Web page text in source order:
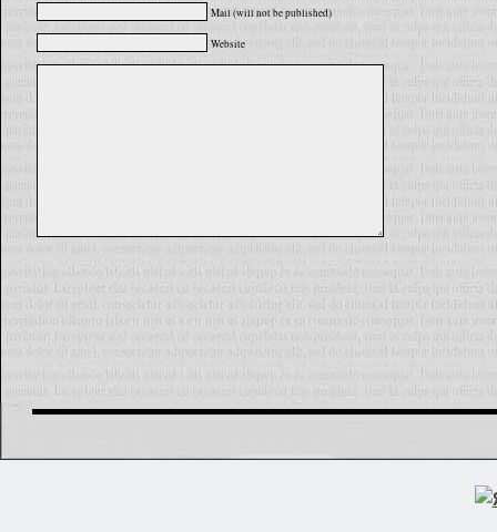
Mail (will not be published)
Website